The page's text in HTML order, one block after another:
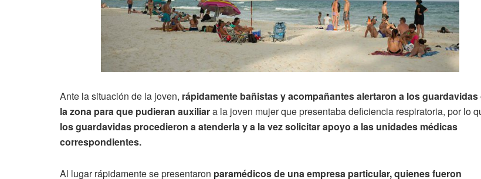
Ante la situación de la joven, rápidamente bañistas y acompañantes alertaron a los guardavidas
la zona para que pudieran auxiliara la joven mujer que presentaba deficiencia respiratoria, por lo
los guardavidas procedieron a atenderla y a la vez solicitar apoyo a las unidades médicas
correspondientes.
Al lugar rápidamente se presentaron paramédicos de una empresa particular, quienes fueron